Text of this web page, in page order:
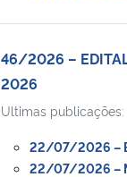
46/2026 – EDITAL
2026
Ultimas
22/07/2026 –
22/07/2026 –